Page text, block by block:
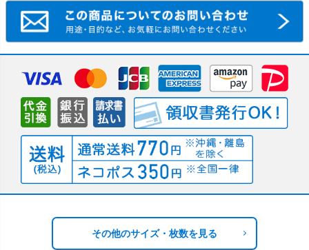
その他のサイズ・枚数を見る